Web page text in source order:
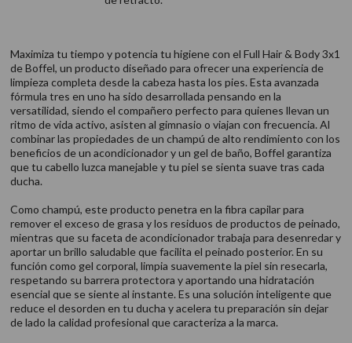
Maximiza tu tiempo y potencia tu higiene con el Full Hair & Body 3x1
de Boffel, un producto diseñado para ofrecer una experiencia de
limpieza completa desde la cabeza hasta los pies. Esta avanzada
fórmula tres en uno ha sido desarrollada pensando en la
versatilidad, siendo el compañero perfecto para quienes llevan un
ritmo de vida activo, asisten al gimnasio o viajan con frecuencia. Al
combinar las propiedades de un champú de alto rendimiento con los
beneficios de un acondicionador y un gel de baño, Boffel garantiza
que tu cabello luzca manejable y tu piel se sienta suave tras cada
ducha.
Como champú, este producto penetra en la fibra capilar para
remover el exceso de grasa y los residuos de productos de peinado,
mientras que su faceta de acondicionador trabaja para desenredar y
aportar un brillo saludable que facilita el peinado posterior. En su
función como gel corporal, limpia suavemente la piel sin resecarla,
respetando su barrera protectora y aportando una hidratación
esencial que se siente al instante. Es una solución inteligente que
reduce el desorden en tu ducha y acelera tu preparación sin dejar
de lado la calidad profesional que caracteriza a la marca.